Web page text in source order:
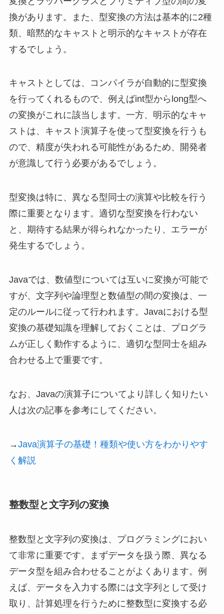
換があります。また、型変換の方法は基本的に2種
類、暗黙的なキャストと明示的なキャストが存在
するでしょう。
キャストとしては、コンパイラが自動的に型変換
を行ってくれるもので、例えばint型からlong型へ
の変換がこれに該当します。一方、明示的なキャ
ストは、キャスト演算子を使って型変換を行うも
ので、精度が失われる可能性があるため、開発者
が意識して行う必要があるでしょう。
型変換は特に、異なる型同士の演算や比較を行う
際に重要となります。適切な型変換を行わない
と、期待する結果が得られなかったり、エラーが
発生するでしょう。
Javaでは、数値型については互いに変換が可能で
すが、文字列や論理型と数値型の間の変換は、一
定のルールに従って行われます。Javaにおける型
変換の基礎知識を理解しておくことは、プログラ
ムが正しく動作するように、適切な型同士を組み
合わせる上で重要です。
なお、Javaの演算子についてより詳しく知りたい
人は次の記事を参考にしてください。
→Java演算子の基礎！種類や使い方をわかりやす
く解説
整数型と文字列の変換
整数型と文字列の変換は、プログラミングにおい
て非常に重要です。まずデータを扱う際、異なる
データ型を組み合わせることがよくあります。例
えば、データを入力する際には文字列として受け
取り、計算処理を行うために整数型に変換する必